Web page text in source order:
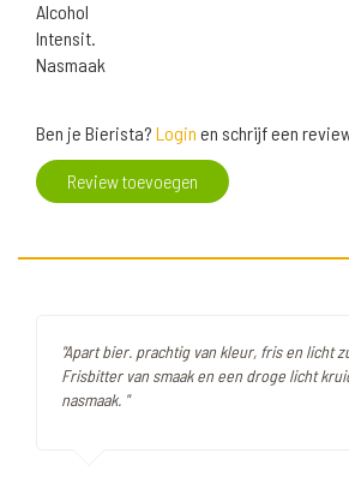
Alcohol
Intensit.
Nasmaak
Ben je Bierista? Login en schrijf een
Review toevoegen
"Apart bier. prachtig van kleur, fris en licht
Frisbitter van smaak en een droge licht
nasmaak. "